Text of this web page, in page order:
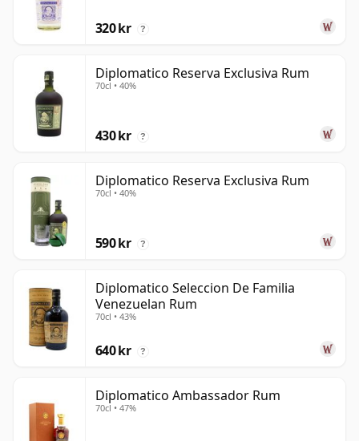
320 kr ?
Diplomatico Reserva Exclusiva Rum
70cl • 40%
430 kr ?
Diplomatico Reserva Exclusiva Rum
70cl • 40%
590 kr ?
Diplomatico Seleccion De Familia
Venezuelan Rum
70cl • 43%
640 kr ?
Diplomatico Ambassador Rum
70cl • 47%